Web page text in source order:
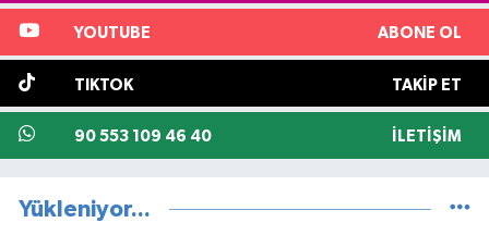
YOUTUBE ABONE OL
TIKTOK TAKIP ET
90 553 109 46 40 İLETIŞIM
Yükleniyor...